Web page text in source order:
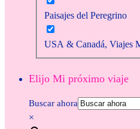
Paisajes del Peregrino
USA & Canadá, Viajes
Elijo Mi próximo viaje
Buscar ahora
×